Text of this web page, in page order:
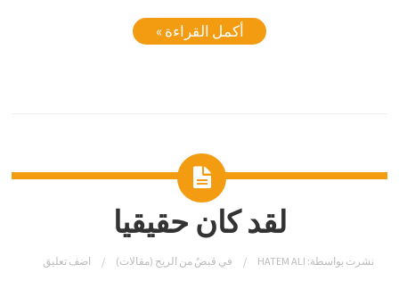
أكمل القراءة »
لقد كان حقيقيا
نشرت بواسطة: HATEM ALI في قبضٌ من الريح (مقالات) اضف تعليق